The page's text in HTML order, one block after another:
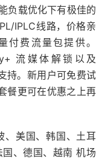
负载优化下有极佳的
IPLC线路，价格亲
付费流量包提供。
流媒体解锁以及
持。新用户可免费试
餐更可在优惠之上再
、美国、韩国、土耳
、德国、越南 机场